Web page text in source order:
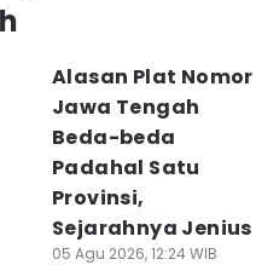
Alasan Plat Nomor
Jawa Tengah
Beda-beda
Padahal Satu
Provinsi,
Sejarahnya Jenius
05 Agu 2026, 12:24 WIB